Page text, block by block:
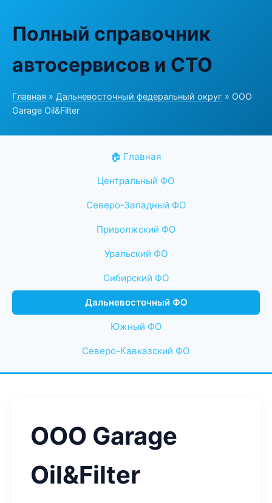
Полный справочник
автосервисов и СТО
Главная » Дальневосточный федеральный округ » ООО
Garage Oil&Filter
🏠 Главная
Центральный ФО
Северо-Западный ФО
Приволжский ФО
Уральский ФО
Сибирский ФО
Дальневосточный ФО
Южный ФО
Северо-Кавказский ФО
ООО Garage
Oil&Filter